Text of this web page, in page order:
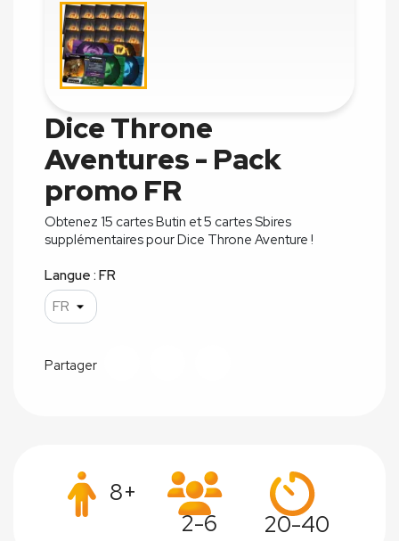
Dice Throne
Aventures - Pack
promo FR
Obtenez 15 cartes Butin et 5 cartes Sbires
supplémentaires pour Dice Throne Aventure !
Langue : FR
Partager
8+
2-6
20-40